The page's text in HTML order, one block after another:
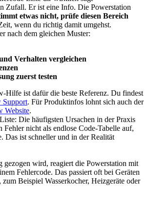
Zufall. Er ist eine Info. Die Powerstation
etwas nicht, prüfe diesen Bereich
wenn du richtig damit umgehst.
nach dem gleichen Muster:
Verhalten vergleichen
zuerst testen
Hilfe ist dafür die beste Referenz. Du findest
Support. Für Produktinfos lohnt sich auch der
Website.
Die häufigsten Ursachen in der Praxis
Fehler nicht als endlose Code-Tabelle auf,
Das ist schneller und in der Realität
gezogen wird, reagiert die Powerstation mit
Fehlercode. Das passiert oft bei Geräten
Beispiel Wasserkocher, Heizgeräte oder